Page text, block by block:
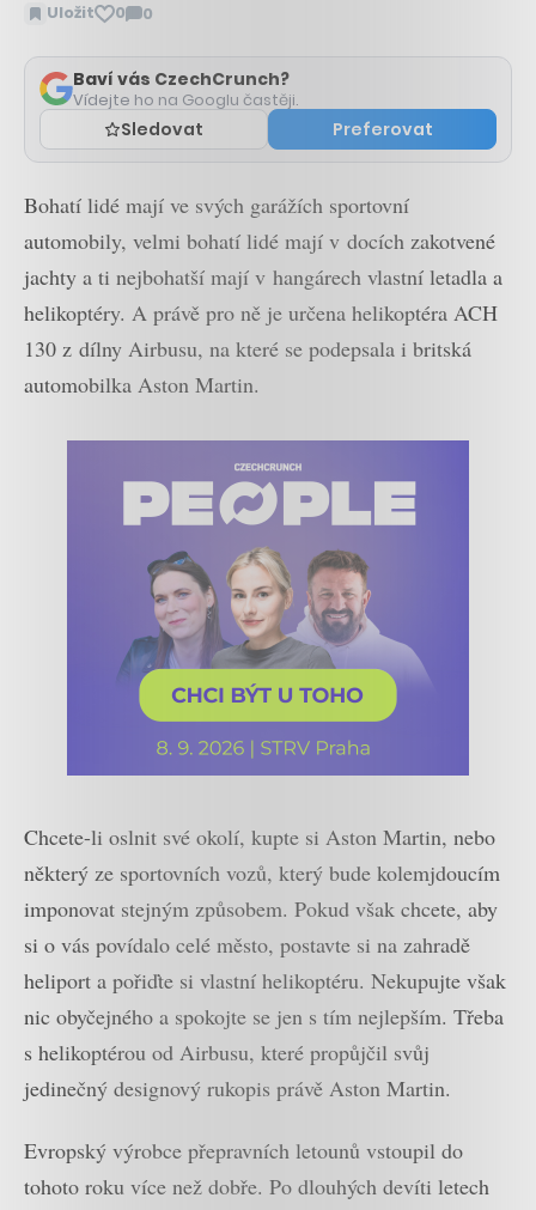
Uložit 0 0
Zobrazit
Baví vás CzechCrunch?
Vídejte ho na Googlu častěji.
Sledovat Preferovat
Bohatí lidé mají ve svých garážích sportovní
automobily, velmi bohatí lidé mají v docích zakotvené
jachty a ti nejbohatší mají v hangárech vlastní letadla a
helikoptéry. A právě pro ně je určena helikoptéra ACH
130 z dílny Airbusu, na které se podepsala i britská
automobilka Aston Martin.
Chcete-li oslnit své okolí, kupte si Aston Martin, nebo
některý ze sportovních vozů, který bude kolemjdoucím
imponovat stejným způsobem. Pokud však chcete, aby
si o vás povídalo celé město, postavte si na zahradě
heliport a pořiďte si vlastní helikoptéru. Nekupujte však
nic obyčejného a spokojte se jen s tím nejlepším. Třeba
s helikoptérou od Airbusu, které propůjčil svůj
jedinečný designový rukopis právě Aston Martin.
Evropský výrobce přepravních letounů vstoupil do
tohoto roku více než dobře. Po dlouhých devíti letech